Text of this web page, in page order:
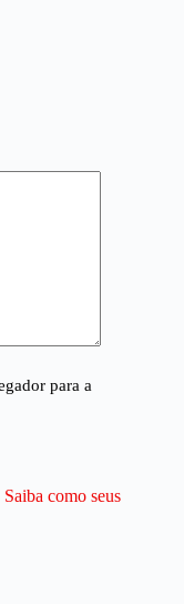
para a
Saiba como seus